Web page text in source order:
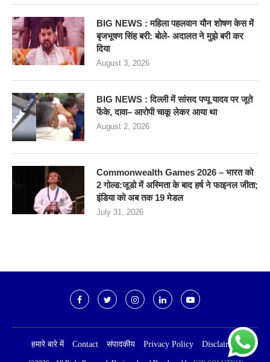
BIG NEWS : महिला पहलवान यौन शोषण केस में
बृजभूषण सिंह बरी: बोले- अदालत ने मुझे बरी कर
दिया
August 3, 2026
BIG NEWS : दिल्ली में सांसद पप्पू यादव पर जूते
फेंके, दावा– आरोपी चाकू लेकर आया था
August 2, 2026
Commonwealth Games 2026 – भारत को
2 गोल्ड:जूडो में अस्मिता के बाद हर्ष ने फाइनल जीता;
इंडिया को अब तक 19 मेडल
July 31, 2026
हमारे बारे में Contact संपादकीय Privacy Policy Disclaimer